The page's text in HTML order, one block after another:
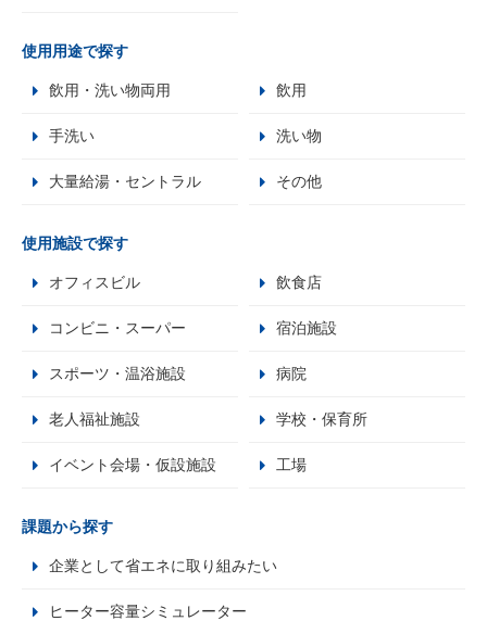
使用用途で探す
飲用・洗い物両用 飲用
手洗い 洗い物
大量給湯・セントラル その他
使用施設で探す
オフィスビル 飲食店
コンビニ・スーパー 宿泊施設
スポーツ・温浴施設 病院
老人福祉施設 学校・保育所
イベント会場・仮設施設 工場
課題から探す
企業として省エネに取り組みたい
ヒーター容量シミュレーター